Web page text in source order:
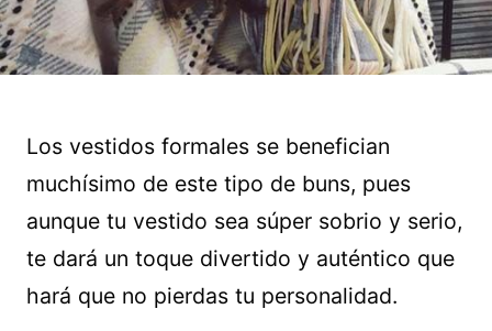
Los vestidos formales se benefician
muchísimo de este tipo de buns, pues
aunque tu vestido sea súper sobrio y serio,
te dará un toque divertido y auténtico que
hará que no pierdas tu personalidad.